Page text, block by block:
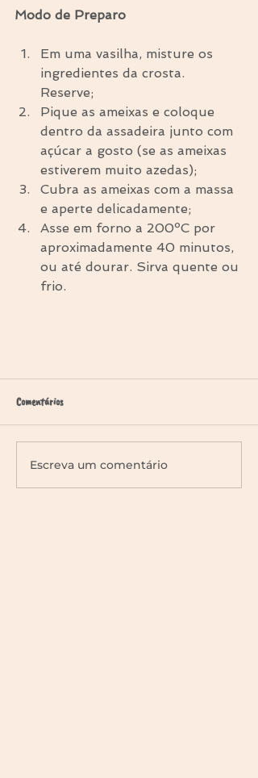
Modo de Preparo
Em uma vasilha, misture os
ingredientes da crosta.
Reserve;
Pique as ameixas e coloque
dentro da assadeira junto com
açúcar a gosto (se as ameixas
estiverem muito azedas);
Cubra as ameixas com a massa
e aperte delicadamente;
Asse em forno a 200ºC por
aproximadamente 40 minutos,
ou até dourar. Sirva quente ou
frio.
Comentários
Escreva um comentário